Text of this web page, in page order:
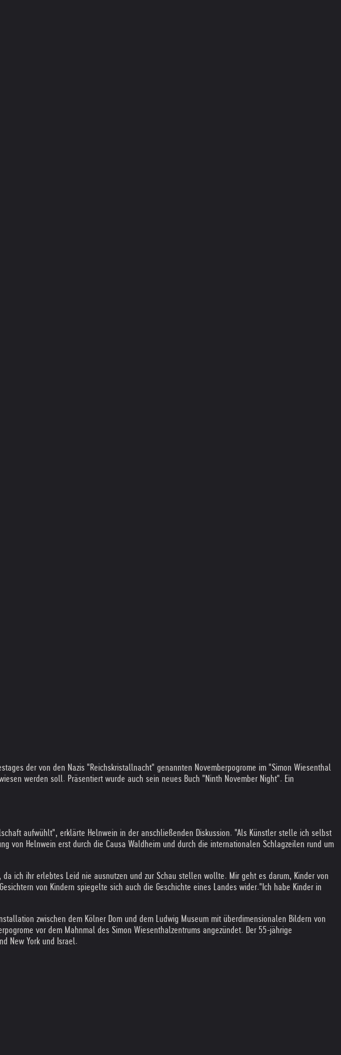
der von den Nazis "Reichskristallnacht" genannten Novemberpogrome im "Simon Wiesenthal
werden soll. Präsentiert wurde auch sein neues Buch "Ninth November Night". Ein
aufwühlt", erklärte Helnwein in der anschließenden Diskussion. "Als Künstler stelle ich selbst
von Helnwein erst durch die Causa Waldheim und durch die internationalen Schlagzeilen rund um
ich ihr erlebtes Leid nie ausnutzen und zur Schau stellen wollte. Mir geht es darum, Kinder von
von Kindern spiegelte sich auch die Geschichte eines Landes wider."Ich habe Kinder in
zwischen dem Kölner Dom und dem Ludwig Museum mit überdimensionalen Bildern von
vor dem Mahnmal des Simon Wiesenthalzentrums angezündet. Der 55-jährige
New York und Israel.